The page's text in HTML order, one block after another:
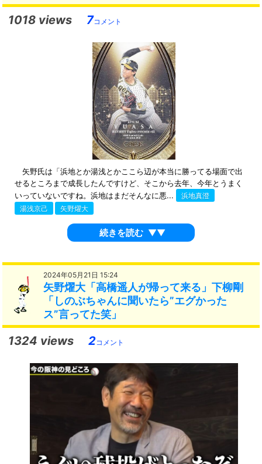
1018 views 7コメント
矢野氏は「浜地とか湯浅とかここら辺が本当に勝ってる場面で出
せるところまで成長したんですけど、そこから去年、今年とうまく
いっていないですね。浜地はまだそんなに悪...
浜地真澄
湯浅京己
矢野燿大
続きを読む ▼▼
2024年05月21日 15:24
矢野燿大「高橋遥人が帰って来る」下柳剛
「しのぶちゃんに聞いたら”エグかった
ス”言ってた笑」
1324 views 2コメント